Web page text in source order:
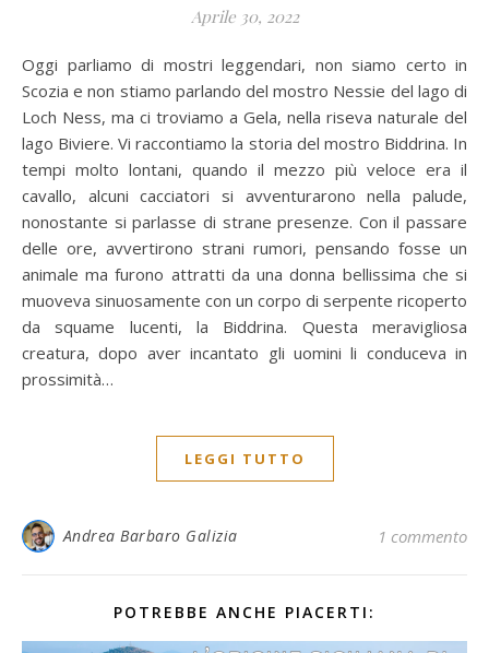
Aprile 30, 2022
Oggi parliamo di mostri leggendari, non siamo certo in
Scozia e non stiamo parlando del mostro Nessie del lago di
Loch Ness, ma ci troviamo a Gela, nella riseva naturale del
lago Biviere. Vi raccontiamo la storia del mostro Biddrina. In
tempi molto lontani, quando il mezzo più veloce era il
cavallo, alcuni cacciatori si avventurarono nella palude,
nonostante si parlasse di strane presenze. Con il passare
delle ore, avvertirono strani rumori, pensando fosse un
animale ma furono attratti da una donna bellissima che si
muoveva sinuosamente con un corpo di serpente ricoperto
da squame lucenti, la Biddrina. Questa meravigliosa
creatura, dopo aver incantato gli uomini li conduceva in
prossimità…
LEGGI TUTTO
Andrea Barbaro Galizia 1 commento
POTREBBE ANCHE PIACERTI: